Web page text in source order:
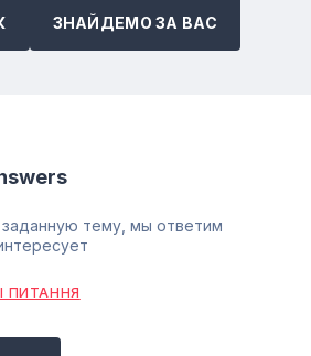
ЗНАЙДЕМО ЗА ВАС
тему, мы ответим
ПИТАННЯ